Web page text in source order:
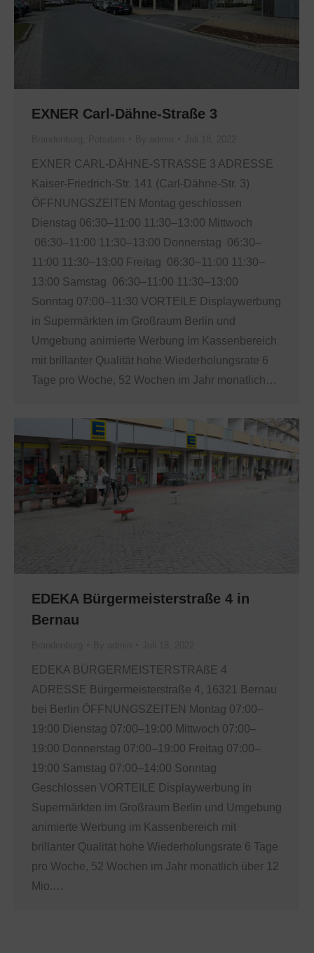
EXNER Carl-Dähne-Straße 3
EXNER CARL-DÄHNE-STRASSE 3 ADRESSE
Kaiser-Friedrich-Str. 141 (Carl-Dähne-Str. 3)
ÖFFNUNGSZEITEN Montag geschlossen
Dienstag 06:30–11:00 11:30–13:00 Mittwoch
06:30–11:00 11:30–13:00 Donnerstag 06:30–
11:00 11:30–13:00 Freitag 06:30–11:00 11:30–
13:00 Samstag 06:30–11:00 11:30–13:00
Sonntag 07:00–11:30 VORTEILE Displaywerbung
in Supermärkten im Großraum Berlin und
Umgebung animierte Werbung im Kassenbereich
mit brillanter Qualität hohe Wiederholungsrate 6
Tage pro Woche, 52 Wochen im Jahr monatlich…
EDEKA Bürgermeisterstraße 4 in
Bernau
EDEKA BÜRGERMEISTERSTRAßE 4
ADRESSE Bürgermeisterstraße 4, 16321 Bernau
bei Berlin ÖFFNUNGSZEITEN Montag 07:00–
19:00 Dienstag 07:00–19:00 Mittwoch 07:00–
19:00 Donnerstag 07:00–19:00 Freitag 07:00–
19:00 Samstag 07:00–14:00 Sonntag
Geschlossen VORTEILE Displaywerbung in
Supermärkten im Großraum Berlin und Umgebung
animierte Werbung im Kassenbereich mit
brillanter Qualität hohe Wiederholungsrate 6 Tage
pro Woche, 52 Wochen im Jahr monatlich über 12
Mio.…